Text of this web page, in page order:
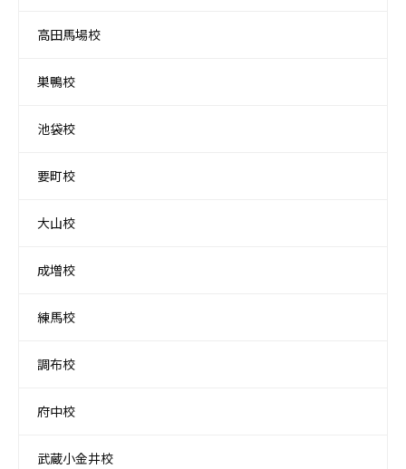
高田馬場校
巣鴨校
池袋校
要町校
大山校
成増校
練馬校
調布校
府中校
武蔵小金井校